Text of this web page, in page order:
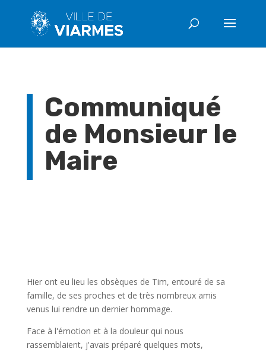
Communiqué
de Monsieur le
Maire
Hier ont eu lieu les obsèques de Tim, entouré de sa
famille, de ses proches et de très nombreux amis
venus lui rendre un dernier hommage.
Face à l'émotion et à la douleur qui nous
rassemblaient, j'avais préparé quelques mots,